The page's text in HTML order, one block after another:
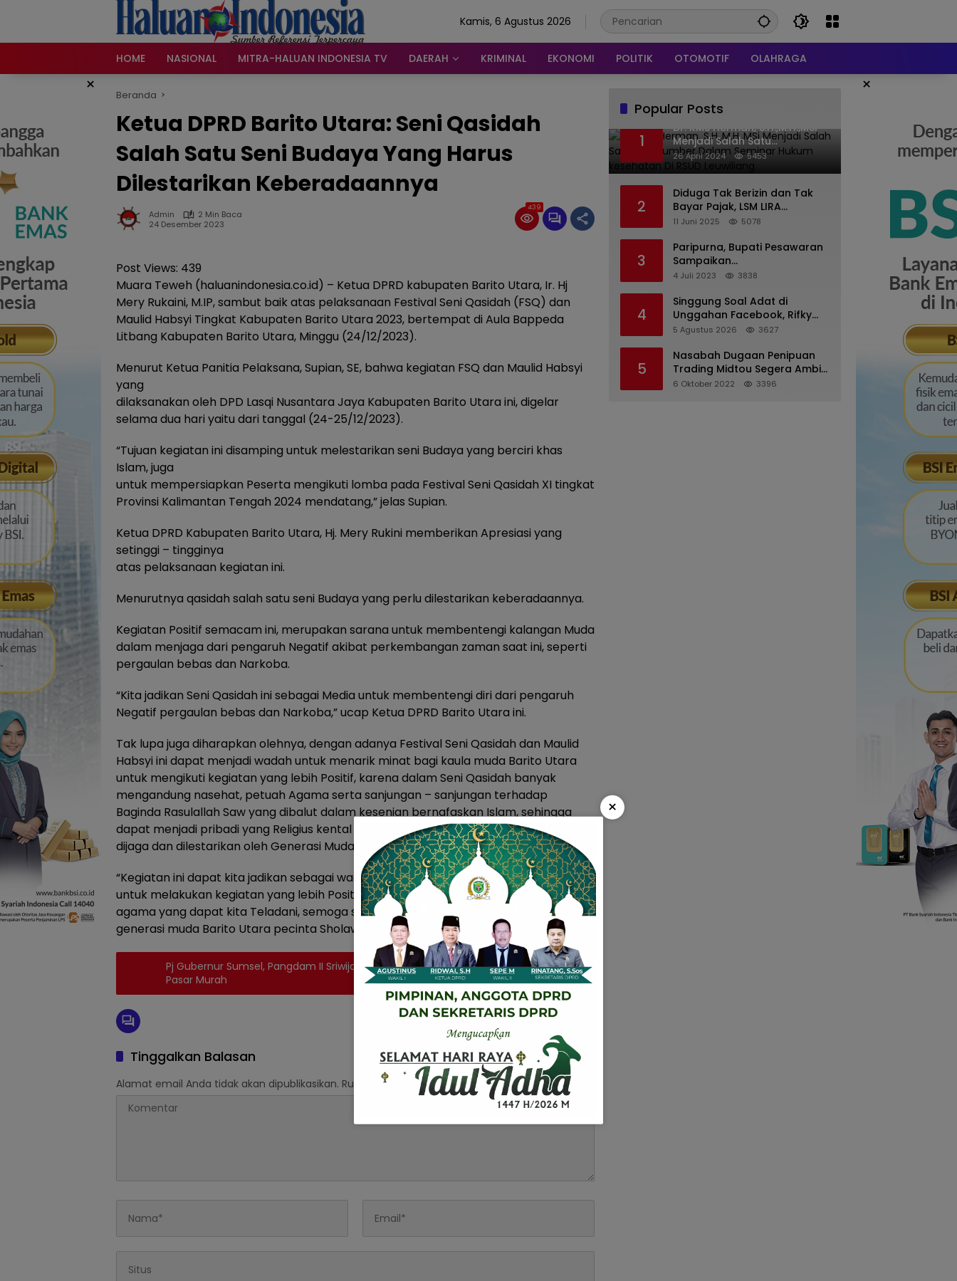
Kamis, 6 Agustus 2026
HOME NASIONAL MITRA-HALUAN INDONESIA TV DAERAH KRIMINAL EKONOMI POLITIK OTOMOTIF OLAHRAGA
× ×
Beranda
Ketua DPRD Barito Utara: Seni Qasidah
Salah Satu Seni Budaya Yang Harus
Dilestarikan Keberadaannya
Admin
2 Min Baca
24 Desember 2023
439
Post Views: 439
Muara Teweh (haluanindonesia.co.id) – Ketua DPRD kabupaten Barito Utara, Ir. Hj
Mery Rukaini, M.IP, sambut baik atas pelaksanaan Festival Seni Qasidah (FSQ) dan
Maulid Habsyi Tingkat Kabupaten Barito Utara 2023, bertempat di Aula Bappeda
Litbang Kabupaten Barito Utara, Minggu (24/12/2023).
Menurut Ketua Panitia Pelaksana, Supian, SE, bahwa kegiatan FSQ dan Maulid Habsyi
yang
dilaksanakan oleh DPD Lasqi Nusantara Jaya Kabupaten Barito Utara ini, digelar
selama dua hari yaitu dari tanggal (24-25/12/2023).
“Tujuan kegiatan ini disamping untuk melestarikan seni Budaya yang berciri khas
Islam, juga
untuk mempersiapkan Peserta mengikuti lomba pada Festival Seni Qasidah XI tingkat
Provinsi Kalimantan Tengah 2024 mendatang,” jelas Supian.
Ketua DPRD Kabupaten Barito Utara, Hj. Mery Rukini memberikan Apresiasi yang
setinggi – tingginya
atas pelaksanaan kegiatan ini.
Menurutnya qasidah salah satu seni Budaya yang perlu dilestarikan keberadaannya.
Kegiatan Positif semacam ini, merupakan sarana untuk membentengi kalangan Muda
dalam menjaga dari pengaruh Negatif akibat perkembangan zaman saat ini, seperti
pergaulan bebas dan Narkoba.
“Kita jadikan Seni Qasidah ini sebagai Media untuk membentengi diri dari pengaruh
Negatif pergaulan bebas dan Narkoba,” ucap Ketua DPRD Barito Utara ini.
Tak lupa juga diharapkan olehnya, dengan adanya Festival Seni Qasidah dan Maulid
Habsyi ini dapat menjadi wadah untuk menarik minat bagi kaula muda Barito Utara
untuk mengikuti kegiatan yang lebih Positif, karena dalam Seni Qasidah banyak
mengandung nasehat, petuah Agama serta sanjungan – sanjungan terhadap
Baginda Rasulallah Saw yang dibalut dalam kesenian bernafaskan Islam, sehingga
dapat menjadi pribadi yang Religius kental dengan Budaya kearifan lokal yang harus
dijaga dan dilestarikan oleh Generasi Muda.
“Kegiatan ini dapat kita jadikan sebagai wadah untuk Generasi Muda Barito Utara
untuk melakukan kegiatan yang lebih Positif, karena dalam Qasidah banyak nilai-nilai
agama yang dapat kita Teladani, semoga saja ke depannya akan lahir generasi –
generasi muda Barito Utara pecinta Sholawat,” pungkas Hj Mery Rukaini. (Didimtw)
Pj Gubernur Sumsel, Pangdam II Sriwijaya dan Pj Walikota Lubuk Linggau Gelar
Pasar Murah
Tinggalkan Balasan
Alamat email Anda tidak akan dipublikasikan. Ruas yang wajib ditandai*
Popular Posts
1
Dr. KMS Herman, S.H.,M.H.,MSi
Menjadi Salah Satu
Narasumber Dalam Seminar
Hukum kesehatan Di RSUD
26 April 2024 5453
2
Diduga Tak Berizin dan Tak
Bayar Pajak, LSM LIRA
Laporkan Santerra de
Batu
11 Juni 2025 5078
3
Paripurna, Bupati Pesawaran
Sampaikan
Pertanggungjawaban
4 Juli 2023 3838
4
Singgung Soal Adat di
Unggahan Facebook, Rifky
Desriana Minta Maaf ke PDA
5 Agustus 2026 3627
5
Nasabah Dugaan Penipuan
Trading Midtou Segera Ambil
Langkah Hukum
6 Oktober 2022 3396
×